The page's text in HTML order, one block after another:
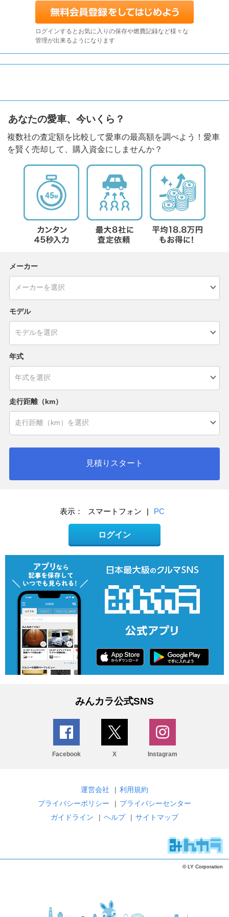
ログインするとお気に入りの保存や燃費記録など様々な
管理が出来るようになります
あなたの愛車、今いくら？
複数社の査定額を比較して愛車の最高額を調べよう！愛車
を賢く売却して、購入資金にしませんか？
メーカー
モデル
年式
走行距離（km）
見積りスタート
表示： スマートフォン | PC
ログイン
みんカラ公式SNS
Facebook X Instagram
運営会社 | 利用規約
プライバシーポリシー
| プライバシーセンター
ガイドライン
| ヘルプ | サイトマップ
© LY Corporation